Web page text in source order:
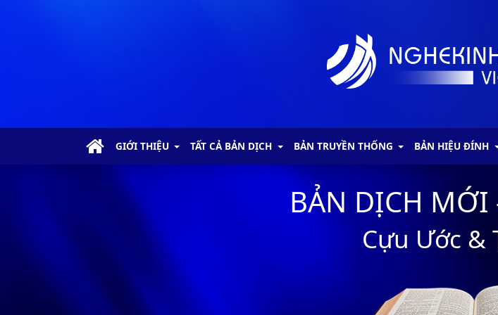
GIỚI THIỆU TẤT CẢ BẢN DỊCH BẢN TRUYỀN THỐNG BẢN HIỆU ĐÍNH
BẢN DỊCH
Cựu Ước &